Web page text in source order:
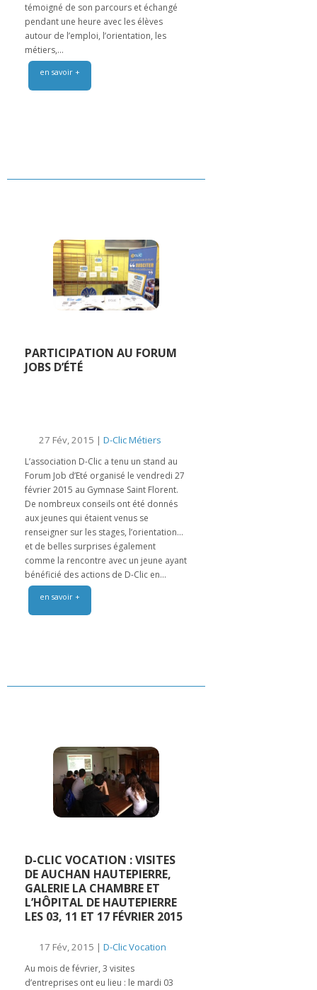
témoigné de son parcours et échangé
pendant une heure avec les élèves
autour de l’emploi, l’orientation, les
métiers,...
en savoir +
PARTICIPATION AU FORUM
JOBS D’ÉTÉ
27 Fév, 2015 | D-Clic Métiers
L’association D-Clic a tenu un stand au
Forum Job d’Eté organisé le vendredi 27
février 2015 au Gymnase Saint Florent.
De nombreux conseils ont été donnés
aux jeunes qui étaient venus se
renseigner sur les stages, l’orientation…
et de belles surprises également
comme la rencontre avec un jeune ayant
bénéficié des actions de D-Clic en...
en savoir +
D-CLIC VOCATION : VISITES
DE AUCHAN HAUTEPIERRE,
GALERIE LA CHAMBRE ET
L’HÔPITAL DE HAUTEPIERRE
LES 03, 11 ET 17 FÉVRIER 2015
17 Fév, 2015 | D-Clic Vocation
Au mois de février, 3 visites
d’entreprises ont eu lieu : le mardi 03